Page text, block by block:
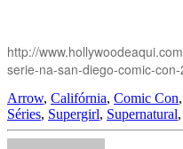
http://
serie-na-san-diego-comic-
Arrow, Califórnia, Comic Con,
Séries, Supergirl, Supernatural,